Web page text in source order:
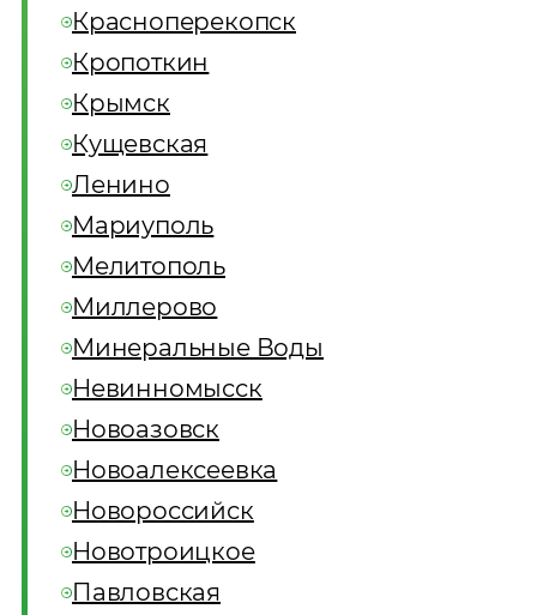
Красноперекопск
Кропоткин
Крымск
Кущевская
Ленино
Мариуполь
Мелитополь
Миллерово
Минеральные Воды
Невинномысск
Новоазовск
Новоалексеевка
Новороссийск
Новотроицкое
Павловская